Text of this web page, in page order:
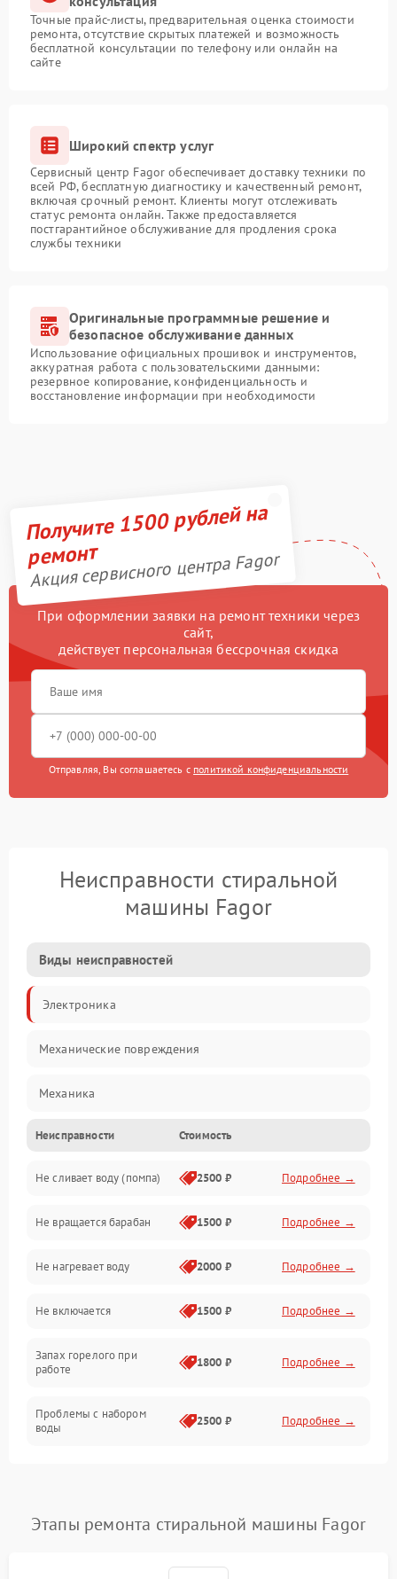
Точные прайс-листы, предварительная оценка стоимости
ремонта, отсутствие скрытых платежей и возможность
бесплатной консультации по телефону или онлайн на
сайте
Широкий спектр услуг
Сервисный центр Fagor обеспечивает доставку техники по
всей РФ, бесплатную диагностику и качественный ремонт,
включая срочный ремонт. Клиенты могут отслеживать
статус ремонта онлайн. Также предоставляется
постгарантийное обслуживание для продления срока
службы техники
Оригинальные программные решение и
безопасное обслуживание данных
Использование официальных прошивок и инструментов,
аккуратная работа с пользовательскими данными:
резервное копирование, конфиденциальность и
восстановление информации при необходимости
Получите 1500 рублей на
ремонт
Акция сервисного центра Fagor
При оформлении заявки на ремонт техники через
сайт,
действует персональная бессрочная скидка
Отправляя, Вы соглашаетесь с политикой конфиденциальности
Неисправности стиральной
машины Fagor
Виды неисправностей
Электроника
Механические повреждения
Механика
Электропитание
Водоснабжение
Слив
Программное обеспечение
Неисправности Стоимость
Не сливает воду (помпа) 2500 ₽ Подробнее →
Не вращается барабан 1500 ₽ Подробнее →
Не нагревает воду 2000 ₽ Подробнее →
Не включается 1500 ₽ Подробнее →
Запах горелого при
работе
1800 ₽ Подробнее →
Проблемы с набором
воды
2500 ₽ Подробнее →
Замена платы управления Подробнее →
Этапы ремонта стиральной машины Fagor